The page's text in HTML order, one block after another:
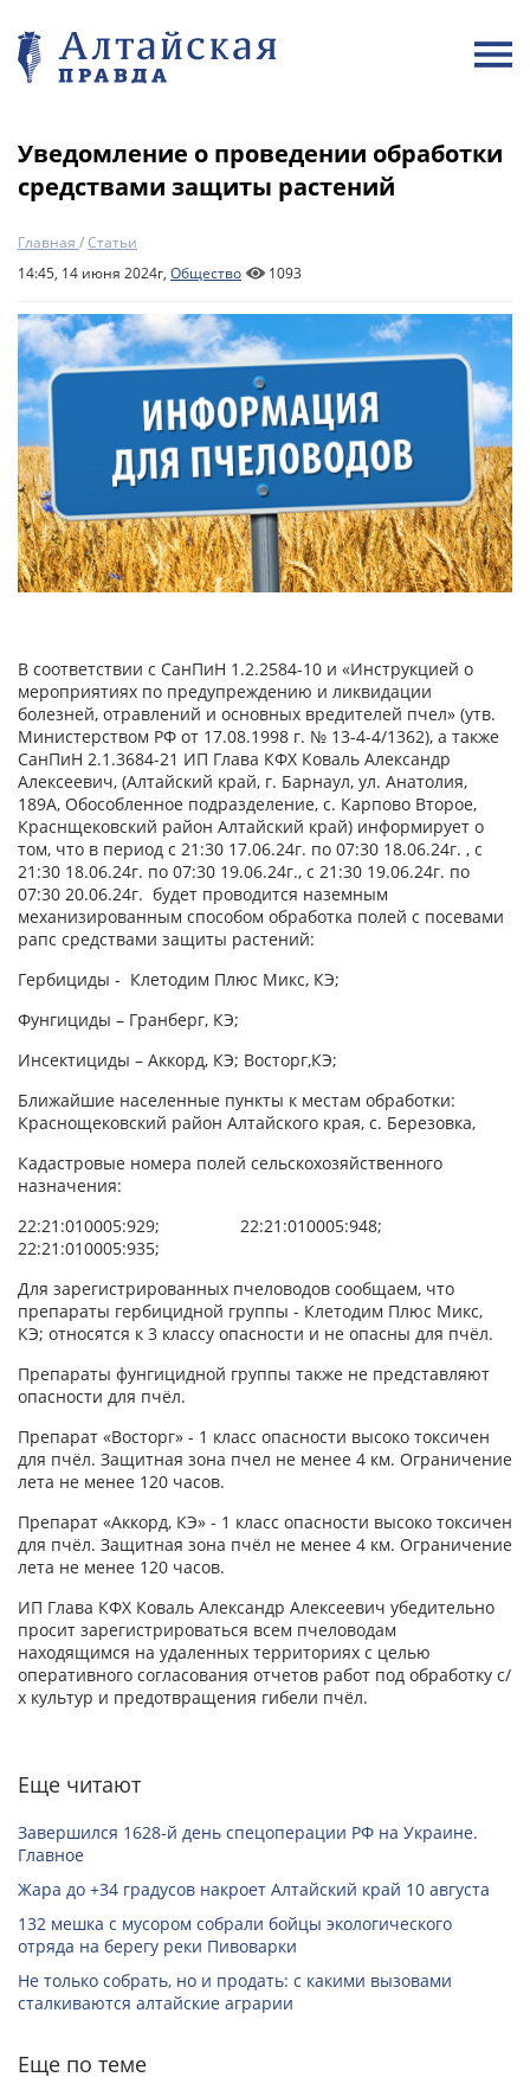
Уведомление о проведении обработки
средствами защиты растений
Главная /Статьи
14:45, 14 июня 2024г, Общество 1093
В соответствии с СанПиН 1.2.2584-10 и «Инструкцией о
мероприятиях по предупреждению и ликвидации
болезней, отравлений и основных вредителей пчел» (утв.
Министерством РФ от 17.08.1998 г. № 13-4-4/1362), а также
СанПиН 2.1.3684-21 ИП Глава КФХ Коваль Александр
Алексеевич, (Алтайский край, г. Барнаул, ул. Анатолия,
189А, Обособленное подразделение, с. Карпово Второе,
Краснщековский район Алтайский край) информирует о
том, что в период с 21:30 17.06.24г. по 07:30 18.06.24г. , с
21:30 18.06.24г. по 07:30 19.06.24г., с 21:30 19.06.24г. по
07:30 20.06.24г. будет проводится наземным
механизированным способом обработка полей с посевами
рапс средствами защиты растений:
Гербициды - Клетодим Плюс Микс, КЭ;
Фунгициды – Гранберг, КЭ;
Инсектициды – Аккорд, КЭ; Восторг,КЭ;
Ближайшие населенные пункты к местам обработки:
Краснощековский район Алтайского края, с. Березовка,
Кадастровые номера полей сельскохозяйственного
назначения:
22:21:010005:929; 22:21:010005:948;
22:21:010005:935;
Для зарегистрированных пчеловодов сообщаем, что
препараты гербицидной группы - Клетодим Плюс Микс,
КЭ; относятся к 3 классу опасности и не опасны для пчёл.
Препараты фунгицидной группы также не представляют
опасности для пчёл.
Препарат «Восторг» - 1 класс опасности высоко токсичен
для пчёл. Защитная зона пчел не менее 4 км. Ограничение
лета не менее 120 часов.
Препарат «Аккорд, КЭ» - 1 класс опасности высоко токсичен
для пчёл. Защитная зона пчёл не менее 4 км. Ограничение
лета не менее 120 часов.
ИП Глава КФХ Коваль Александр Алексеевич убедительно
просит зарегистрироваться всем пчеловодам
находящимся на удаленных территориях с целью
оперативного согласования отчетов работ под обработку с/
х культур и предотвращения гибели пчёл.
Еще читают
Завершился 1628-й день спецоперации РФ на Украине.
Главное
Жара до +34 градусов накроет Алтайский край 10 августа
132 мешка с мусором собрали бойцы экологического
отряда на берегу реки Пивоварки
Не только собрать, но и продать: с какими вызовами
сталкиваются алтайские аграрии
Еще по теме